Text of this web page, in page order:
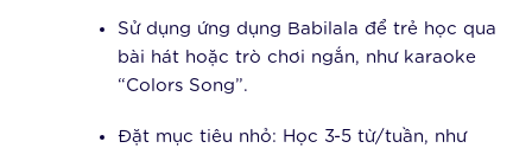
Sử dụng ứng dụng Babilala để trẻ học qua
bài hát hoặc trò chơi ngắn, như karaoke
“Colors Song”.
Đặt mục tiêu nhỏ: Học 3-5 từ/tuần, như